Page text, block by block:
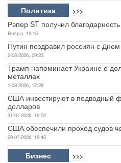
Политика >>>
Рэпер ST получил
Вчера, 19:15
Путин поздравил россиян с
2-08-2026, 09:23
Трамп напоминает Украине о
металлах
1-08-2026, 17:28
США инвестируют в подводный
долларов
31-07-2026, 16:52
США обеспечили проход судов
29-07-2026, 19:45
Бизнес >>>